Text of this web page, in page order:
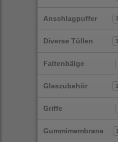
Anschlagpuffer
Diverse Tüllen
Faltenbälge
Glaszubehör
Griffe
Gummimembrane